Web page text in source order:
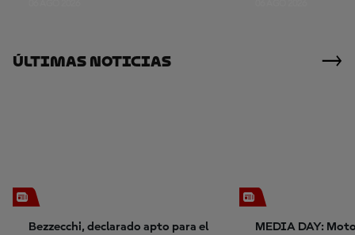
Últimas Noticias
Bezzecchi, declarado apto para el
MEDIA DAY: